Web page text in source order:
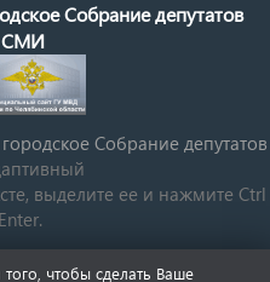
Собрание депутатов
СМИ
Cобрание депутатов
выделите ее и нажмите Ctrl
чтобы сделать Ваше